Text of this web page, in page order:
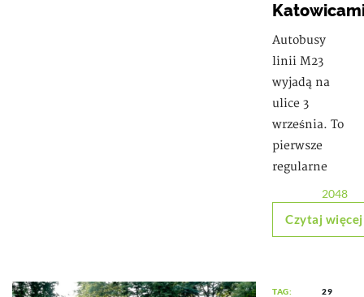
Autobusy
linii M23
wyjadą na
ulice 3
września. To
pierwsze
regularne
2048
Czytaj więcej
TAG:
29